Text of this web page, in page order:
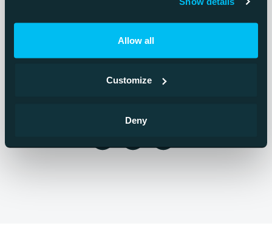
Allow all
Customize
Deny
Teemu Malinen
Founder & Chairman
modernista yrityskulttuurista ja startup sijoittamisesta.